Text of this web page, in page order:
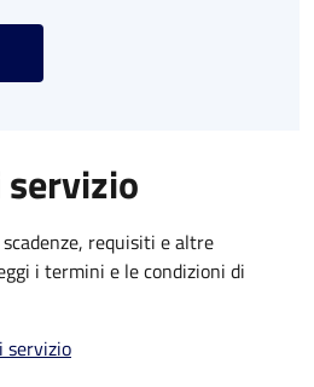
requisiti e altre
i termini e le condizioni di
servizio